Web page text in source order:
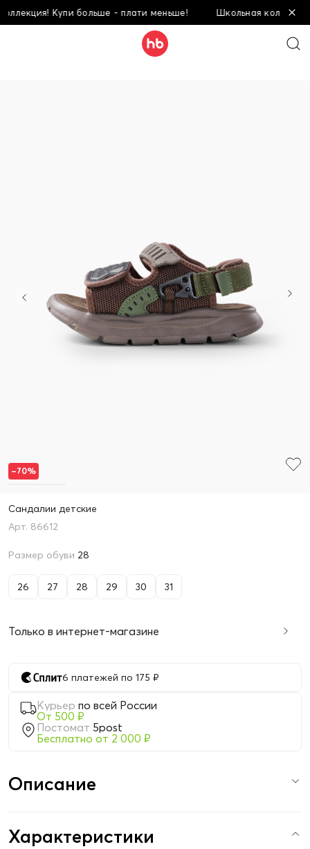
Купи больше - плати меньше! Школьная
Сандалии детские
86612
Размер обуви 28
26 27 28 29 30 31
Только в интернет-магазине
6 платежей по 175 ₽
Курьер по всей России
От 500 ₽
Постомат 5post
Бесплатно от 2 000 ₽
–70%
Описание
Характеристики